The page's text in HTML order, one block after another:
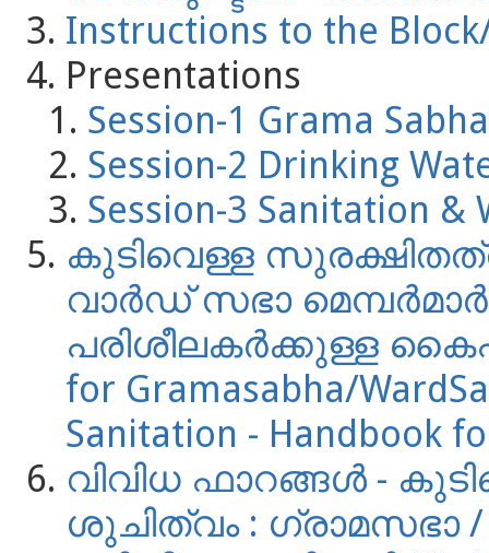
Instructions to the
Presentations
Session-1 Grama Sabha
Session-2 Drinking
Session-3 Sanitation &
കുടിവെള്ള
വാര്‍ഡ് സഭാ
പരിശീലകര്‍ക്കുള്ള
for Gramasabha/
Sanitation - Handbook
വിവിധ ഫാറങ്ങള്‍ -
ശുചിത്വം : ഗ്രാമസഭാ